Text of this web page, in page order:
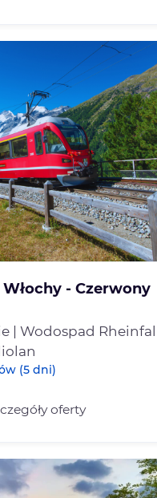
- Czerwony
| Wodospad
(5 dni)
oferty